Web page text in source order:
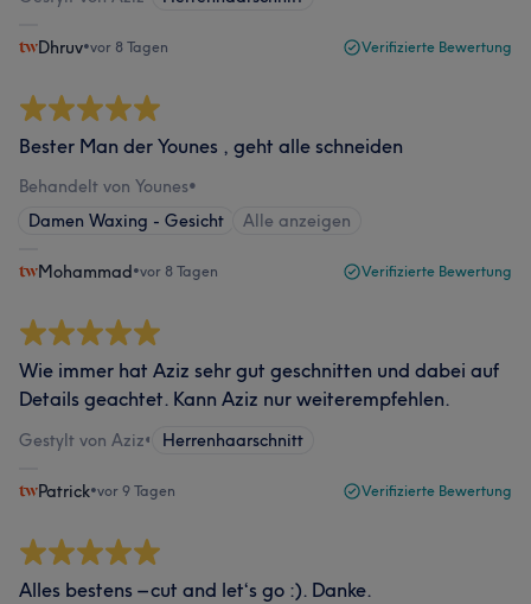
Dhruv•vor 8 Tagen Verifizierte Bewertung
Bester Man der Younes , geht alle schneiden
Behandelt von Younes•
Damen Waxing - Gesicht
Alle anzeigen
Mohammad•vor 8 Tagen Verifizierte Bewertung
Wie immer hat Aziz sehr gut geschnitten und dabei auf
Details geachtet. Kann Aziz nur weiterempfehlen.
Gestylt von Aziz• Herrenhaarschnitt
Patrick•vor 9 Tagen Verifizierte Bewertung
Alles bestens – cut and let‘s go :). Danke.